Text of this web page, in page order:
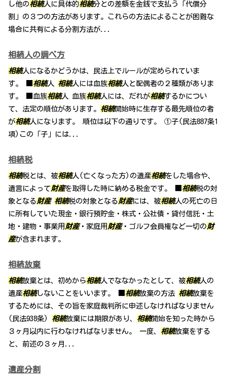
し他の相続人に具体的相続分との差額を金銭で支払う「代償分
割」の３つの方法があります。これらの方法によることが困難な
場合に共有による分割方法が...
相続人の調べ方
相続人になるかどうかは、民法上でルールが定められていま
す。 ■ 相続人 相続人には血族相続人と配偶者の２種類がありま
す。 ■血族相続人 血族相続人には、だれが相続するかについ
て、法定の順位があります。 相続開始時に生存する最先順位の者
が相続人になります。 順位は以下の通りです。 ①子(民法887条1
項)この「子」には...
相続税
相続税とは、被相続人(亡くなった方)の遺産相続をした場合や、
遺言によって財産を取得した時に納める税金です。 ■ 相続税の対
象となる財産 相続税の対象となる財産には、被相続人の死亡の日
に所有していた現金・銀行預貯金・株式・公社債・貸付信託・土
地・建物・事業用 財産・家庭用 財産・ゴルフ会員権など一切の財
産が含まれます。
相続放棄
相続放棄とは、初めから相続人でななかったとして、被相続人の
遺産相続しないことをいいます。 ■ 相続放棄の方法 相続放棄を
するためには、その旨を家庭裁判所に申述しなければなりません
(民法938条) 相続放棄には期限があり、 相続開始を知った時から
３ヶ月以内に行わなければなりません。 一度、 相続放棄をする
と、前述の３ヶ月...
遺産分割